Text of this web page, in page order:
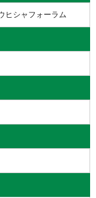
ヒシャフォーラム